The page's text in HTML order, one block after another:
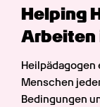
Helping
Arbeiten
Menschen
Bedingungen